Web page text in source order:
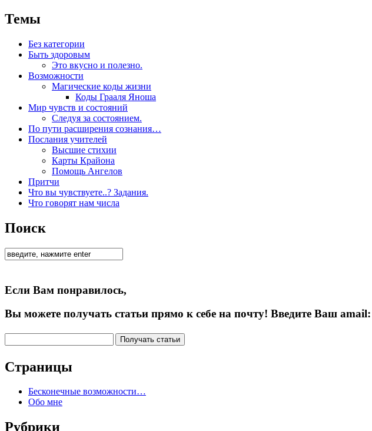
Темы
Без категории
Быть здоровым
Это вкусно и полезно.
Возможности
Магические коды жизни
Коды Грааля Яноша
Мир чувств и состояний
Следуя за состоянием.
По пути расширения сознания…
Послания учителей
Высшие стихии
Карты Крайона
Помощь Ангелов
Притчи
Что вы чувствуете..? Задания.
Что говорят нам числа
Поиск
Если Вам понравилось,
Вы можете получать статьи прямо к себе на почту! Введите Ваш amail:
Страницы
Бесконечные возможности…
Обо мне
Рубрики